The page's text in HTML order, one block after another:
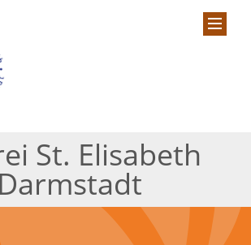
St. Elisabeth
Darmstadt